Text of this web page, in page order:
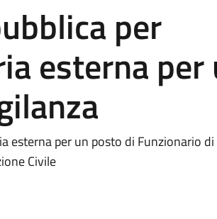
per
esterna per
esterna per un posto di Funzionario
Civile